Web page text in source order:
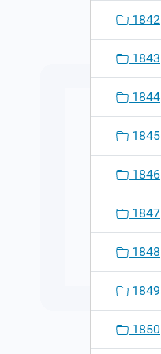
n
1842
1843
1844
1845
1846
1847
1848
1849
1850